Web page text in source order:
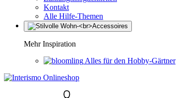
Kontakt
Alle Hilfe-Themen
Mehr Inspiration
Alles für den Hobby-Gärtner